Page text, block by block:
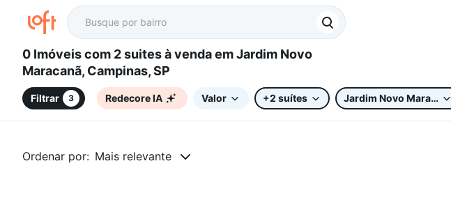
0 Imóveis com 2 suites à venda em Jardim Novo
Maracanã, Campinas, SP
Filtrar 3 Redecore IA Valor +2 suítes Jardim Novo Maracanã
Ordenar por: Mais relevante